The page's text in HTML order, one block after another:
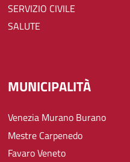
SERVIZIO CIVILE
SALUTE
MUNICIPALITÀ
Venezia Murano Burano
Mestre Carpenedo
Favaro Veneto